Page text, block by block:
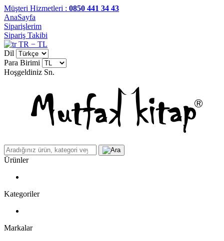
Müşteri Hizmetleri : 0850 441 34 43
AnaSayfa
Siparişlerim
Sipariş Takibi
TR − TL
Dil
Para Birimi
Hoşgeldiniz Sn.
Ürünler
Kategoriler
Markalar